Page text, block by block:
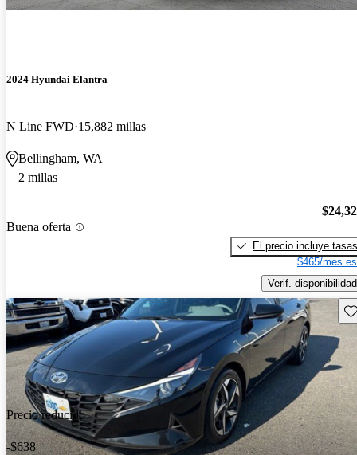
2024 Hyundai Elantra
N Line FWD 15,882 millas
Bellingham, WA
2 millas
Buena oferta
El precio incluye tasas
$465/mes
Verif. disponibilidad
Precio reducido
-$638